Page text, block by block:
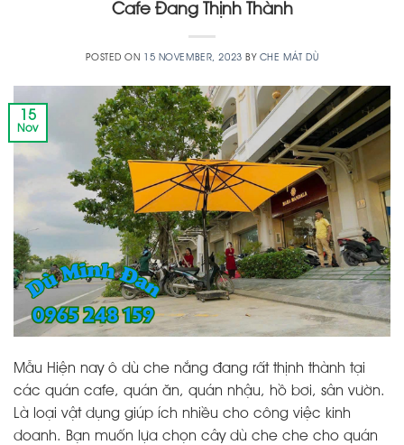
Cafe Đang Thịnh Thành
POSTED ON 15 NOVEMBER, 2023 BY CHE MÁT DÙ
15
Nov
Mẫu Hiện nay ô dù che nắng đang rất thịnh thành tại
các quán cafe, quán ăn, quán nhậu, hồ bơi, sân vườn.
Là loại vật dụng giúp ích nhiều cho công việc kinh
doanh. Bạn muốn lựa chọn cây dù che che cho quán